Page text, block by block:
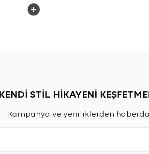
KENDİ STİL HİKAYENİ
Kampanya ve yeniliklerden